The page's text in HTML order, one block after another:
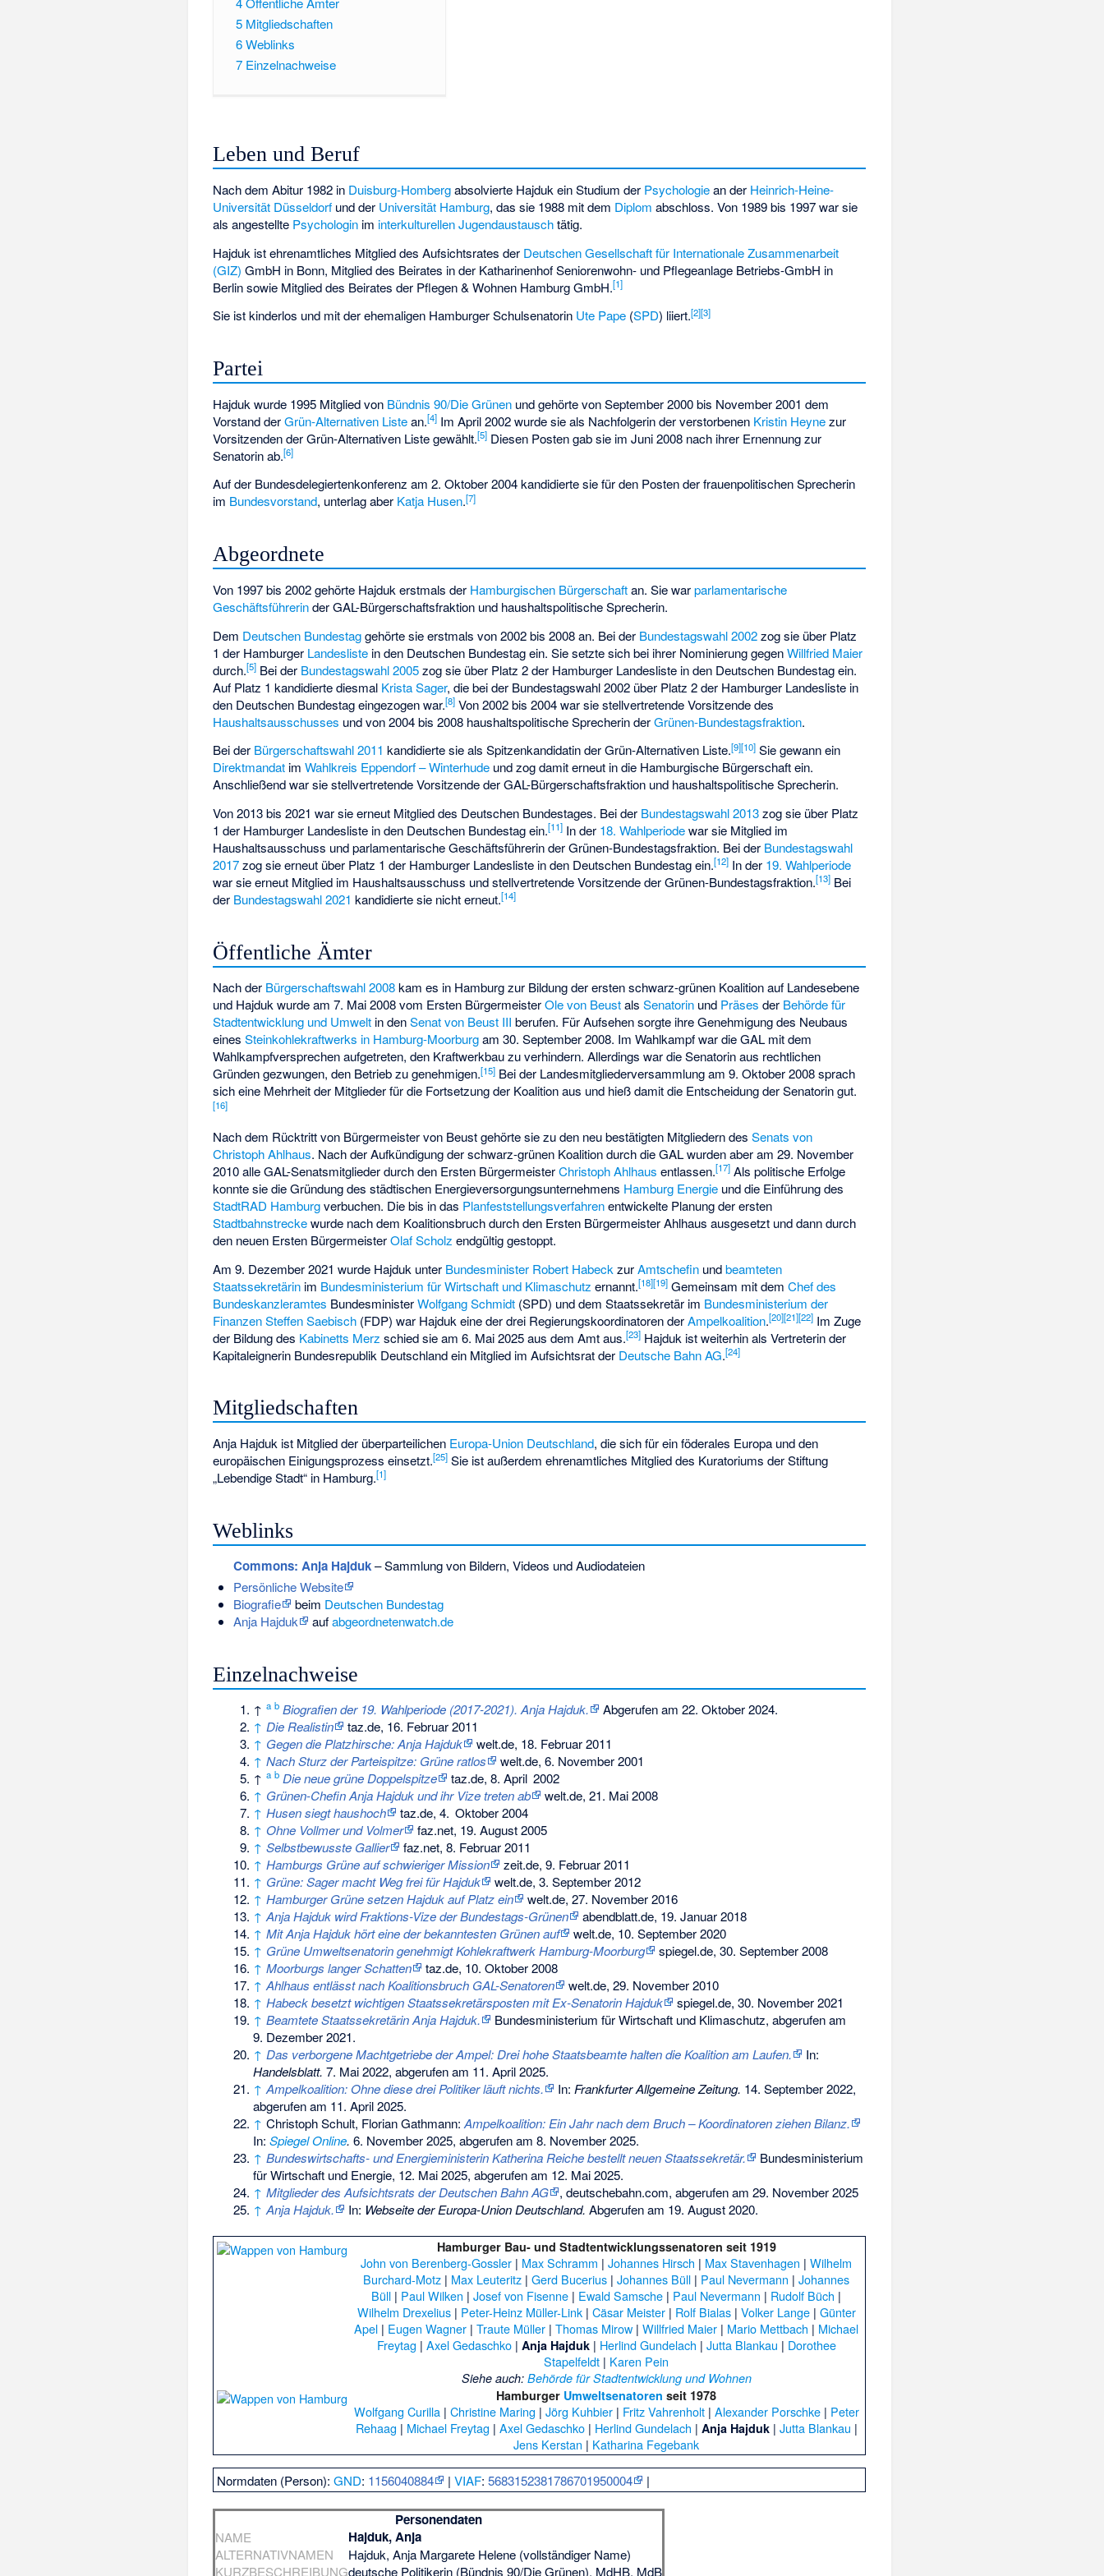
5 Mitgliedschaften
6Weblinks
7 Einzelnachweise
Leben und Beruf
Nach dem Abitur 1982 in Duisburg-Hombergabsolvierte Hajduk ein Studium der Psychologiean der Heinrich-Heine-
Universität Düsseldorf und der Universität Hamburg, das sie 1988 mit dem Diplom abschloss. Von 1989 bis 1997 war sie
als angestellte Psychologin im interkulturellen Jugendaustauschtätig.
Hajduk ist ehrenamtliches Mitglied des Aufsichtsrates der Deutschen Gesellschaft für Internationale Zusammenarbeit
(GIZ) GmbH in Bonn, Mitglied des Beirates in der Katharinenhof Seniorenwohn- und Pflegeanlage Betriebs-GmbH in
Berlin sowie Mitglied des Beirates der Pflegen & Wohnen Hamburg GmbH.[1]
Sie ist kinderlos und mit der ehemaligen Hamburger Schulsenatorin Ute Pape (SPD) liiert.[2][3]
Partei
Hajduk wurde 1995 Mitglied von Bündnis 90/Die Grünen und gehörte von September 2000 bis November 2001 dem
Vorstand derGrün-Alternativen Listean.[4] Im April 2002 wurde sie als Nachfolgerin der verstorbenen Kristin Heynezur
Vorsitzenden der Grün-Alternativen Liste gewählt.[5] Diesen Posten gab sie im Juni 2008 nach ihrer Ernennung zur
Senatorin ab.[6]
Auf der Bundesdelegiertenkonferenz am 2. Oktober 2004 kandidierte sie für den Posten der frauenpolitischen Sprecherin
im Bundesvorstand, unterlag aber Katja Husen.[7]
Abgeordnete
Von 1997 bis 2002 gehörte Hajduk erstmals der Hamburgischen Bürgerschaftan. Sie warparlamentarische
Geschäftsführerinder GAL-Bürgerschaftsfraktion und haushaltspolitische Sprecherin.
Dem Deutschen Bundestaggehörte sie erstmals von 2002 bis 2008 an. Bei der Bundestagswahl 2002zog sie über Platz
1 der Hamburger Landesliste in den Deutschen Bundestag ein. Sie setzte sich bei ihrer Nominierung gegenWillfried Maier
durch.[5] Bei der Bundestagswahl 2005zog sie über Platz 2 der Hamburger Landesliste in den Deutschen Bundestag ein.
Auf Platz 1 kandidierte diesmal Krista Sager, die bei der Bundestagswahl 2002 über Platz 2 der Hamburger Landesliste in
den Deutschen Bundestag eingezogen war.[8] Von 2002 bis 2004 war sie stellvertretende Vorsitzende des
Haushaltsausschusses und von 2004 bis 2008 haushaltspolitische Sprecherin derGrünen-Bundestagsfraktion.
Bei der Bürgerschaftswahl 2011 kandidierte sie als Spitzenkandidatin der Grün-Alternativen Liste.[9][10] Sie gewann ein
Direktmandat imWahlkreis Eppendorf – Winterhude und zog damit erneut in die Hamburgische Bürgerschaft ein.
Anschließend war sie stellvertretende Vorsitzende der GAL-Bürgerschaftsfraktion und haushaltspolitische Sprecherin.
Von 2013 bis 2021 war sie erneut Mitglied des Deutschen Bundestages. Bei der Bundestagswahl 2013zog sie über Platz
1 der Hamburger Landesliste in den Deutschen Bundestag ein.[11] In der 18. Wahlperiodewar sie Mitglied im
Haushaltsausschuss und parlamentarische Geschäftsführerin der Grünen-Bundestagsfraktion. Bei der Bundestagswahl
2017zog sie erneut über Platz 1 der Hamburger Landesliste in den Deutschen Bundestag ein.[12] In der 19. Wahlperiode
war sie erneut Mitglied im Haushaltsausschuss und stellvertretende Vorsitzende der Grünen-Bundestagsfraktion.[13] Bei
der Bundestagswahl 2021 kandidierte sie nicht erneut.[14]
Öffentliche Ämter
Nach der Bürgerschaftswahl 2008kam es in Hamburg zur Bildung der erstenschwarz-grünen Koalitionauf Landesebene
und Hajduk wurde am 7. Mai 2008 vom Ersten BürgermeisterOle von BeustalsSenatorin und Präses der Behörde für
Stadtentwicklung und Umwelt in denSenat von Beust III berufen. Für Aufsehen sorgte ihre Genehmigung des Neubaus
einesSteinkohlekraftwerks in Hamburg-Moorburgam 30. September 2008. Im Wahlkampf war die GAL mit dem
Wahlkampfversprechen aufgetreten, den Kraftwerkbau zu verhindern. Allerdings war die Senatorin aus rechtlichen
Gründen gezwungen, den Betrieb zu genehmigen.[15] Bei der Landesmitgliederversammlung am 9. Oktober 2008 sprach
sich eine Mehrheit der Mitglieder für die Fortsetzung der Koalition aus und hieß damit die Entscheidung der Senatorin gut.
[16]
Nach dem Rücktritt von Bürgermeister von Beust gehörte sie zu den neu bestätigten Mitgliedern desSenats von
Christoph Ahlhaus. Nach der Aufkündigung der schwarz-grünen Koalition durch die GAL wurden aber am 29. November
2010 alle GAL-Senatsmitglieder durch den Ersten BürgermeisterChristoph Ahlhaus entlassen.[17] Als politische Erfolge
konnte sie die Gründung des städtischen Energieversorgungsunternehmens Hamburg Energie und die Einführung des
StadtRAD Hamburgverbuchen. Die bis in das Planfeststellungsverfahrenentwickelte Planung der ersten
Stadtbahnstreckewurde nach dem Koalitionsbruch durch den Ersten Bürgermeister Ahlhaus ausgesetzt und dann durch
den neuen Ersten BürgermeisterOlaf Scholz endgültig gestoppt.
Am 9. Dezember 2021 wurde Hajduk unter Bundesminister Robert Habeck zurAmtschefin undbeamteten
Staatssekretärin im Bundesministerium für Wirtschaft und Klimaschutz ernannt.[18][19] Gemeinsam mit demChef des
Bundeskanzleramtes BundesministerWolfgang Schmidt (SPD) und dem Staatssekretär im Bundesministerium der
Finanzen Steffen Saebisch (FDP) war Hajduk eine der drei Regierungskoordinatoren derAmpelkoalition.[20][21][22] Im Zuge
der Bildung des Kabinetts Merz schied sie am 6. Mai 2025 aus dem Amt aus.[23] Hajduk ist weiterhin als Vertreterin der
Kapitaleignerin Bundesrepublik Deutschland ein Mitglied im Aufsichtsrat der Deutsche Bahn AG.[24]
Mitgliedschaften
Anja Hajduk ist Mitglied der überparteilichen Europa-Union Deutschland, die sich für ein föderales Europa und den
europäischen Einigungsprozess einsetzt.[25] Sie ist außerdem ehrenamtliches Mitglied des Kuratoriums der Stiftung
„Lebendige Stadt“ in Hamburg.[1]
Weblinks
Commons: Anja Hajduk– Sammlung von Bildern, Videos und Audiodateien
Persönliche Website
Biografie
beim Deutschen Bundestag
Anja Hajduk
aufabgeordnetenwatch.de
Einzelnachweise
↑ a b Biografien der 19. Wahlperiode (2017-2021). Anja Hajduk. Abgerufen am 22. Oktober 2024.
↑ Die Realistin
taz.de, 16. Februar 2011
↑ Gegen die Platzhirsche: Anja Hajduk
welt.de, 18. Februar 2011
↑ Nach Sturz der Parteispitze: Grüne ratlos
welt.de, 6. November 2001
↑ a b Die neue grüne Doppelspitze
taz.de, 8. April 2002
↑ Grünen-Chefin Anja Hajduk und ihr Vize treten ab
welt.de, 21. Mai 2008
↑ Husen siegt haushoch
taz.de, 4. Oktober 2004
↑ Ohne Vollmer und Volmer
faz.net, 19. August 2005
↑ Selbstbewusste Gallier
faz.net, 8. Februar 2011
↑ Hamburgs Grüne auf schwieriger Mission
zeit.de, 9. Februar 2011
↑ Grüne: Sager macht Weg frei für Hajduk
welt.de, 3. September 2012
↑ Hamburger Grüne setzen Hajduk auf Platz ein
welt.de, 27. November 2016
↑ Anja Hajduk wird Fraktions-Vize der Bundestags-Grünen
abendblatt.de, 19. Januar 2018
↑ Mit Anja Hajduk hört eine der bekanntesten Grünen auf
welt.de, 10. September 2020
↑ Grüne Umweltsenatorin genehmigt Kohlekraftwerk Hamburg-Moorburg
spiegel.de, 30. September 2008
↑ Moorburgs langer Schatten
taz.de, 10. Oktober 2008
↑ Ahlhaus entlässt nach Koalitionsbruch GAL-Senatoren
welt.de, 29. November 2010
↑ Habeck besetzt wichtigen Staatssekretärsposten mit Ex-Senatorin Hajduk
spiegel.de, 30. November 2021
↑ Beamtete Staatssekretärin Anja Hajduk. Bundesministerium für Wirtschaft und Klimaschutz, abgerufen am
9. Dezember 2021.
↑ Das verborgene Machtgetriebe der Ampel: Drei hohe Staatsbeamte halten die Koalition am Laufen.
In:
Handelsblatt. 7. Mai 2022, abgerufen am 11. April 2025.
↑ Ampelkoalition: Ohne diese drei Politiker läuft nichts. In: Frankfurter Allgemeine Zeitung. 14. September 2022,
abgerufen am 11. April 2025.
↑ Christoph Schult, Florian Gathmann: Ampelkoalition: Ein Jahr nach dem Bruch – Koordinatoren ziehen Bilanz.
In: Spiegel Online. 6. November 2025, abgerufen am 8. November 2025.
↑ Bundeswirtschafts- und Energieministerin Katherina Reiche bestellt neuen Staatssekretär.
Bundesministerium
für Wirtschaft und Energie, 12. Mai 2025, abgerufen am 12. Mai 2025.
↑ Mitglieder des Aufsichtsrats der Deutschen Bahn AG
, deutschebahn.com, abgerufen am 29. November 2025
↑ Anja Hajduk. In: Webseite der Europa-Union Deutschland. Abgerufen am 19. August 2020.
Hamburger Bau- und Stadtentwicklungssenatoren seit 1919
John von Berenberg-Gossler | Max Schramm |Johannes Hirsch | Max Stavenhagen |Wilhelm
Burchard-Motz | Max Leuteritz |Gerd Bucerius |Johannes Büll | Paul Nevermann |Johannes
Büll | Paul Wilken |Josef von Fisenne | Ewald Samsche | Paul Nevermann | Rudolf Büch |
Wilhelm Drexelius| Peter-Heinz Müller-Link| Cäsar Meister| Rolf Bialas| Volker Lange| Günter
Apel | Eugen Wagner |Traute Müller |Thomas Mirow |Willfried Maier | Mario Mettbach | Michael
Freytag | Axel Gedaschko| Anja Hajduk| Herlind Gundelach | Jutta Blankau | Dorothee
Stapelfeldt | Karen Pein
Siehe auch: Behörde für Stadtentwicklung und Wohnen
Hamburger Umweltsenatoren seit 1978
Wolfgang Curilla| Christine Maring | Jörg Kuhbier| Fritz Vahrenholt| Alexander Porschke| Peter
Rehaag | Michael Freytag | Axel Gedaschko| Herlind Gundelach | Anja Hajduk| Jutta Blankau |
Jens Kerstan | Katharina Fegebank
Normdaten (Person):GND: 1156040884 |VIAF:5683152381786701950004 |
Personendaten
NAME Hajduk, Anja
ALTERNATIVNAMEN
Hajduk, Anja Margarete Helene (vollständiger Name)
KURZBESCHREIBUNGdeutsche Politikerin (Bündnis 90/Die Grünen), MdHB, MdB